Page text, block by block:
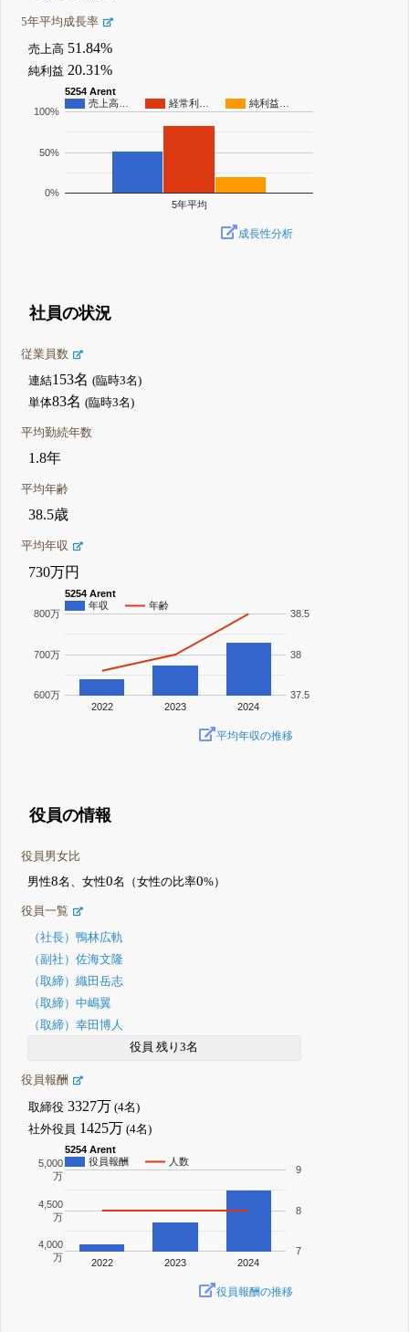
5年平均成長率
売上高 51.84%
純利益 20.31%
5254 Arent
売上高…
経常利… 純利益…
5年平均
0%
50%
100%
成長性分析
社員の状況
従業員数
連結153名(臨時3名)
単体83名(臨時3名)
平均勤続年数
1.8年
平均年齢
38.5歳
平均年収
730万円
5254 Arent
年収
年齢
2022 2023 2024
600万
700万
800万
37.5
38
38.5
平均年収の推移
役員の情報
役員男女比
男性8名、女性0名（女性の比率0%）
役員一覧
（社長）鴨林広軌
（副社）佐海文隆
（取締）織田岳志
（取締）中嶋翼
（取締）幸田博人
役員 残り3名
役員報酬
取締役 3327万 (4名)
社外役員 1425万 (4名)
5254 Arent
役員報酬
人数
2022 2023 2024
4,000
万
4,500
万
5,000
万
7
8
9
役員報酬の推移